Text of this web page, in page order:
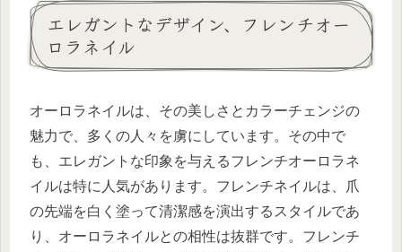
エレガントなデザイン、フレンチオー
ロラネイル
オーロラネイルは、その美しさとカラーチェンジの
魅力で、多くの人々を虜にしています。その中で
も、エレガントな印象を与えるフレンチオーロラネ
イルは特に人気があります。フレンチネイルは、爪
の先端を白く塗って清潔感を演出するスタイルであ
り、オーロラネイルとの相性は抜群です。フレンチ